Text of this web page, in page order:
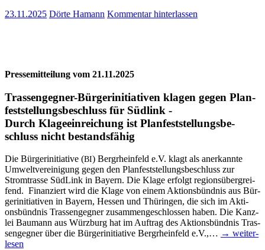
23.11.2025 Dörte Hamann Kommentar hinterlassen
Pres­se­mit­tei­lung vom 21.11.2025
Tras­­sen­­ge­g­­ner-Bür­­ger­initia­­ti­­ven kla­gen gegen Plan­
fest­stel­lungs­be­schluss für Südlink -
Durch Kla­ge­ein­rei­chung ist Plan­fest­stel­lungs­be­
schluss nicht bestandsfähig
Die Bür­ger­initia­ti­ve (BI) Berg­rhein­feld e.V. klagt als aner­kann­te
Umwelt­ver­ei­ni­gung gegen den Plan­fest­stel­lungs­be­schluss zur
Strom­tras­se Süd­Link in Bay­ern. Die Kla­ge erfolgt regi­ons­über­grei­
fend. Finan­ziert wird die Kla­ge von einem Akti­ons­bünd­nis aus Bür­
ger­initia­ti­ven in Bay­ern, Hes­sen und Thü­rin­gen, die sich im Akti­
ons­bünd­nis Tras­sen­geg­ner zusam­men­ge­schlos­sen haben. Die Kanz­
lei Bau­mann aus Würz­burg hat im Auf­trag des Akti­ons­bünd­nis Tras­
sen­geg­ner über die Bür­ger­initia­ti­ve Berg­rhein­feld e.V.,… → wei­ter­
le­sen